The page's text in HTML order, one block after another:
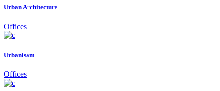
Urban Architecture
Offices
Urbanisam
Offices